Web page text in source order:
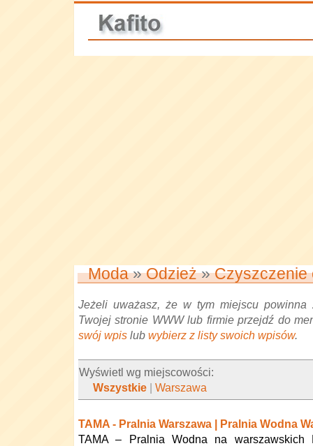
Moda»Odzież»Czyszczenie
Jeżeli uważasz, że w tym miejscu powinna
Twojej stronie WWW lub firmie przejdź do
swój wpis lub wybierz z listy swoich wpisów.
Wyświetl wg miejscowości:
Wszystkie |Warszawa
TAMA - Pralnia Warszawa | Pralnia Wodna
TAMA – Pralnia Wodna na